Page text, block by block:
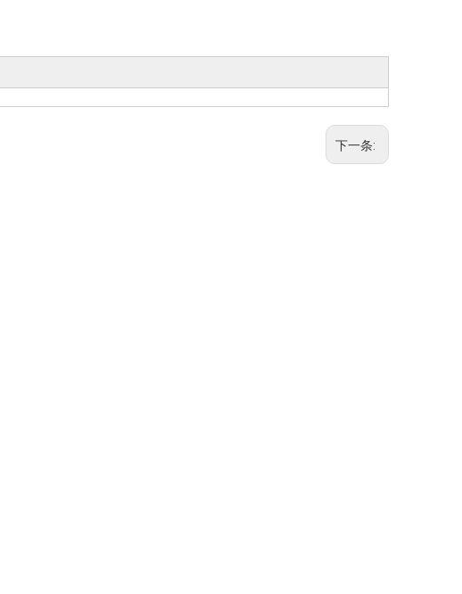
下一条: